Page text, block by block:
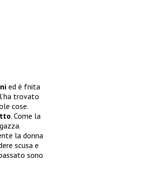
ed è fnita
trovato
cose.
. Come la
la donna
scusa e
sono